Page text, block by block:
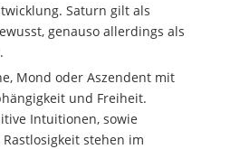
Saturn gilt als
genauso allerdings als
Mond oder Aszendent mit
und Freiheit.
Intuitionen, sowie
stehen im